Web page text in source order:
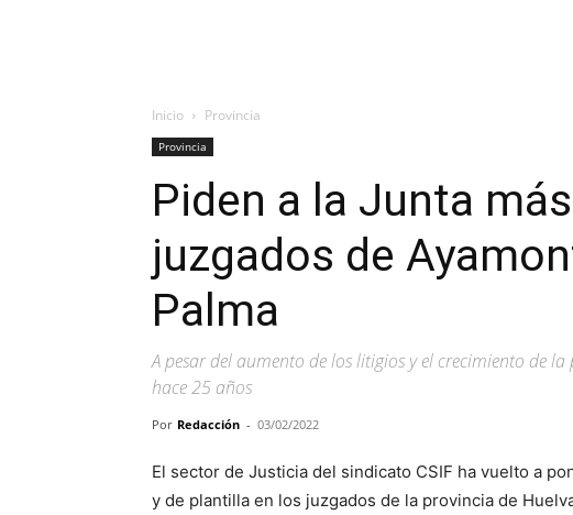
Inicio Provincia
Provincia
Piden a la Junta
juzgados de
Palma
A pesar del aumento de los litigios y el crecimiento de
hace 25 años
Por Redacción - 03/02/2022
El sector de Justicia del sindicato CSIF ha vuelto a
y de plantilla en los juzgados de la provincia de